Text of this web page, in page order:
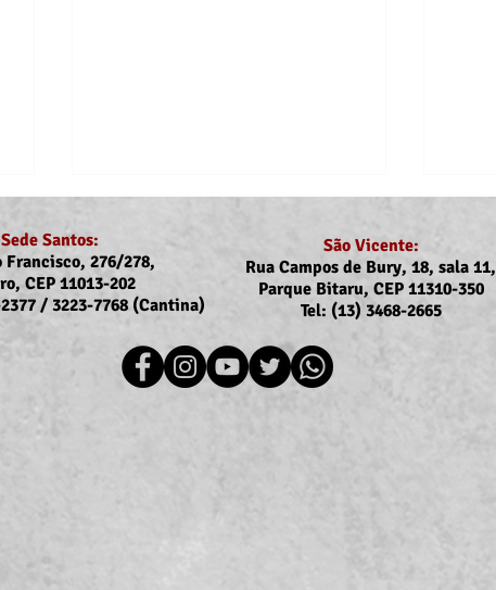
Recomposição do auxílio-
Sede Santos:
Francisco, 276/278,
CEP 11013-202
/ 3223-7768 (Cantina)
São Vicente:
Rua Campos de Bury, 18, sala 11,
Parque Bitaru, CEP 11310-350
Tel: (13) 3468-2665